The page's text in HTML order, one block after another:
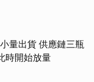
量出貨 供應鏈三瓶
時開始放量